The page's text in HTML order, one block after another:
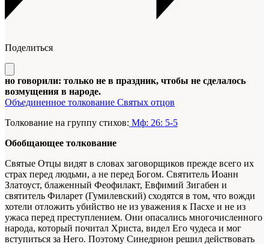
Поделиться
но говорили: только не в праздник, чтобы не сделалось
возмущения в народе.
Объединенное толкование Святых отцов
Толкование на группу стихов: Мф: 26: 5-5
Обобщающее толкование
Святые Отцы видят в словах заговорщиков прежде всего их
страх перед людьми, а не перед Богом. Святитель Иоанн
Златоуст, блаженный Феофилакт, Евфимий Зигабен и
святитель Филарет (Гумилевский) сходятся в том, что вожди
хотели отложить убийство не из уважения к Пасхе и не из
ужаса перед преступлением. Они опасались многочисленного
народа, который почитал Христа, видел Его чудеса и мог
вступиться за Него. Поэтому Синедрион решил действовать